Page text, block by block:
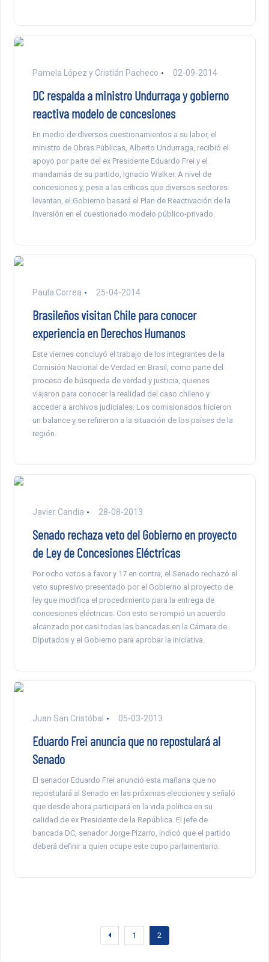
Pamela López y Cristián Pacheco 02-09-2014
DC respalda a ministro Undurraga y gobierno
reactiva modelo de concesiones
En medio de diversos cuestionamientos a su labor, el
ministro de Obras Públicas, Alberto Undurraga, recibió el
apoyo por parte del ex Presidente Eduardo Frei y el
mandamás de su partido, Ignacio Walker. A nivel de
concesiones y, pese a las críticas que diversos sectores
levantan, el Gobierno basará el Plan de Reactivación de la
Inversión en el cuestionado modelo público-privado.
Paula Correa 25-04-2014
Brasileños visitan Chile para conocer
experiencia en Derechos Humanos
Este viernes concluyó el trabajo de los integrantes de la
Comisión Nacional de Verdad en Brasil, como parte del
proceso de búsqueda de verdad y justicia, quienes
viajaron para conocer la realidad del caso chileno y
acceder a archivos judiciales. Los comisionados hicieron
un balance y se refirieron a la situación de los países de la
región.
Javier Candia 28-08-2013
Senado rechaza veto del Gobierno en proyecto
de Ley de Concesiones Eléctricas
Por ocho votos a favor y 17 en contra, el Senado rechazó el
veto supresivo presentado por el Gobierno al proyecto de
ley que modifica el procedimiento para la entrega de
concesiones eléctricas. Con esto se rompió un acuerdo
alcanzado por casi todas las bancadas en la Cámara de
Diputados y el Gobierno para aprobar la iniciativa.
Juan San Cristóbal 05-03-2013
Eduardo Frei anuncia que no repostulará al
Senado
El senador Eduardo Frei anunció esta mañana que no
repostulará al Senado en las próximas elecciones y señaló
que desde ahora participará en la vida política en su
calidad de ex Presidente de la República. El jefe de
bancada DC, senador Jorge Pizarro, indicó que el partido
deberá definir a quien ocupe este cupo parlamentario.
1 2